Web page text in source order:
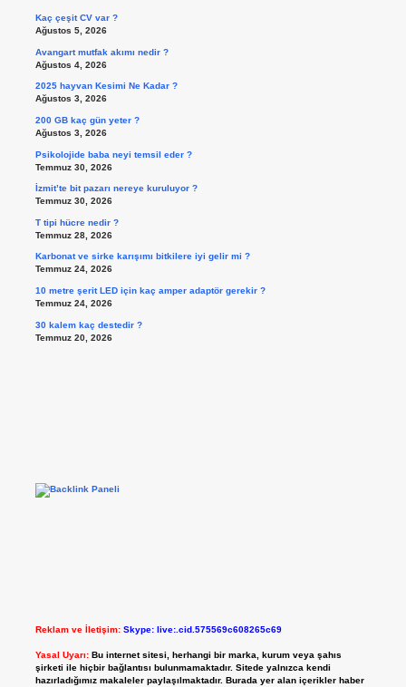
Kaç çeşit CV var ?
Ağustos 5, 2026
Avangart mutfak akımı nedir ?
Ağustos 4, 2026
2025 hayvan Kesimi Ne Kadar ?
Ağustos 3, 2026
200 GB kaç gün yeter ?
Ağustos 3, 2026
Psikolojide baba neyi temsil eder ?
Temmuz 30, 2026
İzmit’te bit pazarı nereye kuruluyor ?
Temmuz 30, 2026
T tipi hücre nedir ?
Temmuz 28, 2026
Karbonat ve sirke karışımı bitkilere iyi gelir mi ?
Temmuz 24, 2026
10 metre şerit LED için kaç amper adaptör gerekir ?
Temmuz 24, 2026
30 kalem kaç destedir ?
Temmuz 20, 2026
Reklam ve İletişim: Skype: live:.cid.575569c608265c69
Yasal Uyarı: Bu internet sitesi, herhangi bir marka, kurum veya şahıs
şirketi ile hiçbir bağlantısı bulunmamaktadır. Sitede yalnızca kendi
hazırladığımız makaleler paylaşılmaktadır. Burada yer alan içerikler haber